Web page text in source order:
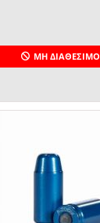
ΜΗ ΔΙΑΘΈΣΙΜΟ